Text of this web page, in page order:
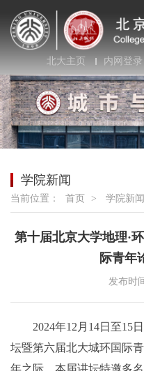
北大主页 内网登录
学院新闻
当前位置： 首页 > 学院新闻
第十届北京大学地理·
际青年
发布时
2024年12月14日至15
坛暨第六届北大城环国际